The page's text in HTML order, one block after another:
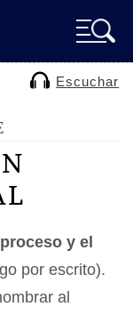
Escuchar
proceso y el
por escrito).
al